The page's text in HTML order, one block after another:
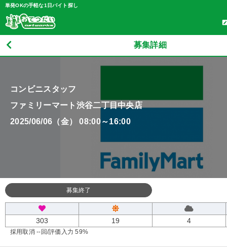
単発OKの手軽な1日バイト探し
募集詳細
コンビニスタッフ
ファミリーマート渋谷二丁目中央店
2025/06/06（金） 08:00～16:00
募集終了
303 19 4
採用取消 --回/評価入力 59%